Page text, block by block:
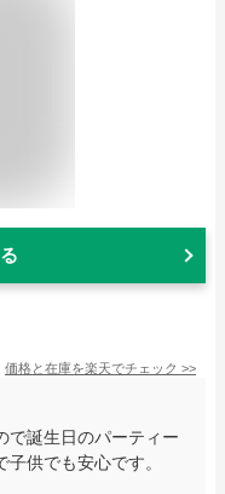
価格と在庫を楽天でチェック >>
で誕生日のパーティー
供でも安心です。